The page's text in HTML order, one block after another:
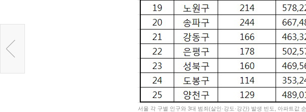
서울 각 구별 인구와 3대 범죄(살인·강도·강간) 발생 빈도, 아파트값